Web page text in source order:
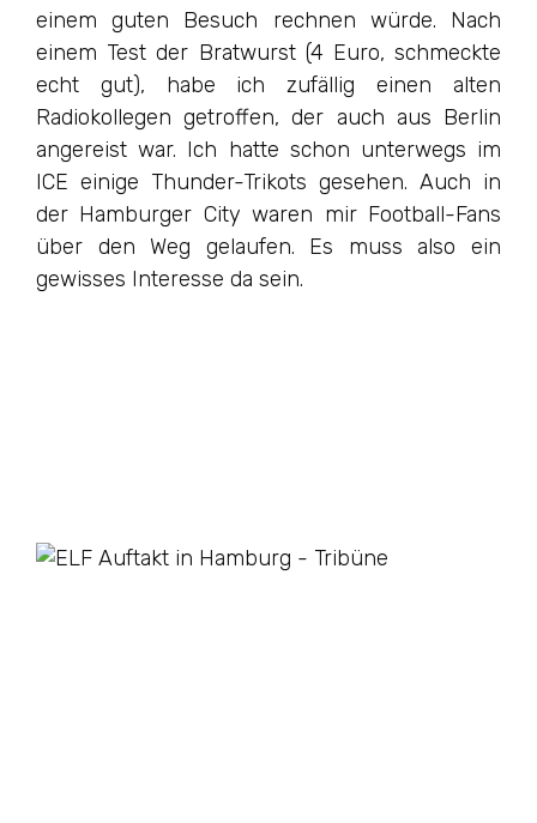
einem guten Besuch rechnen würde. Nach
einem Test der Bratwurst (4 Euro, schmeckte
echt gut), habe ich zufällig einen alten
Radiokollegen getroffen, der auch aus Berlin
angereist war. Ich hatte schon unterwegs im
ICE einige Thunder-Trikots gesehen. Auch in
der Hamburger City waren mir Football-Fans
über den Weg gelaufen. Es muss also ein
gewisses Interesse da sein.